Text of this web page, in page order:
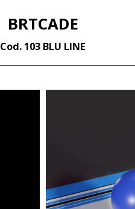
BRTCADE
Cod. 103 BLU LINE